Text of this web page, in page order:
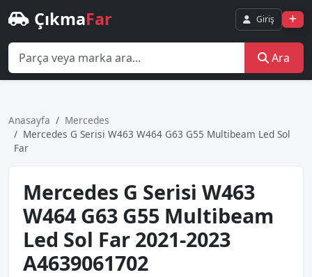
ÇıkmaFar Giriş
Ara
Anasayfa
Mercedes
Mercedes G Seri̇si̇ W463 W464 G63 G55 Multi̇beam Led Sol
Far
Mercedes G Seri̇si̇ W463
W464 G63 G55 Multi̇beam
Led Sol Far 2021-2023
A4639061702